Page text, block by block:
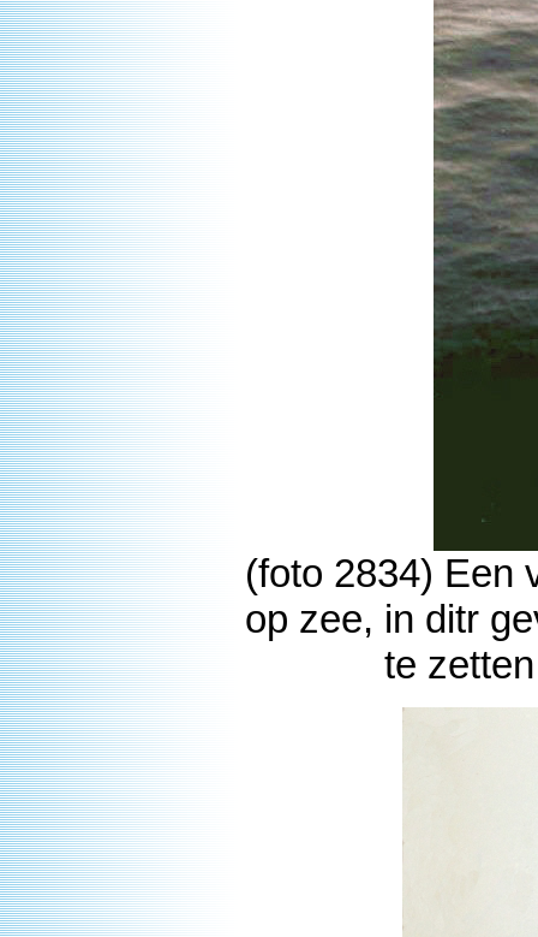
(foto 2834) Een
op zee, in ditr
te